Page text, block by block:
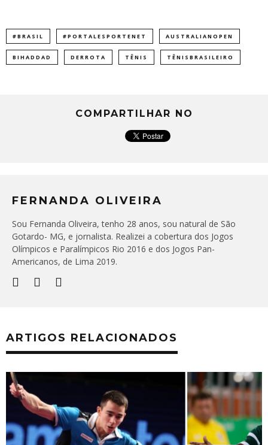
#BRASIL #PORTALESPORTENET AUSTRALIANOPEN
BIHADDAD DERROTA TÊNIS TÊNISBRASILEIRO
COMPARTILHAR NO
FERNANDA OLIVEIRA
Sou Fernanda Oliveira, tenho 28 anos, sou natural de São
Gotardo- MG, e jornalista. Realizei a cobertura dos Jogos
Olímpicos e Paralímpicos Rio 2016 e dos Jogos Pan-
Americanos, de Lima 2019.
ARTIGOS RELACIONADOS